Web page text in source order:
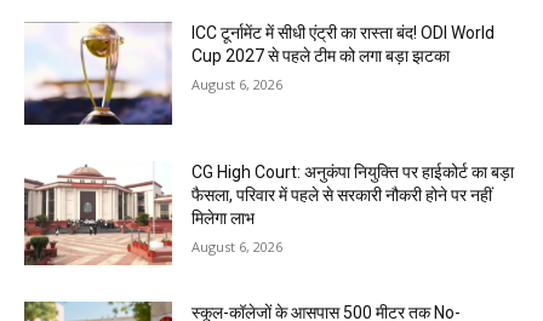
ICC टूर्नामेंट में सीधी एंट्री का रास्ता बंद! ODI World
Cup 2027 से पहले टीम को लगा बड़ा झटका
August 6, 2026
CG High Court: अनुकंपा नियुक्ति पर हाईकोर्ट का बड़ा
फैसला, परिवार में पहले से सरकारी नौकरी होने पर नहीं
मिलेगा लाभ
August 6, 2026
स्कूल-कॉलेजों के आसपास 500 मीटर तक No-